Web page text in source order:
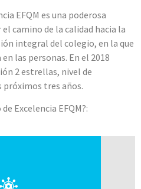
EFQM es una poderosa
camino de la calidad hacia la
integral del colegio, en la que
las personas. En el 2018
2 estrellas, nivel de
tres años.
Excelencia EFQM?: